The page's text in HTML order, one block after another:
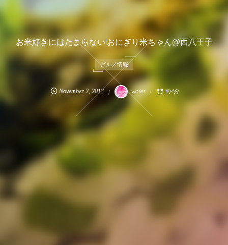
お米好きにはたまらない!おにぎり米ちゃん@西八王子
グルメ情報
November 2, 2013 violet 約4分